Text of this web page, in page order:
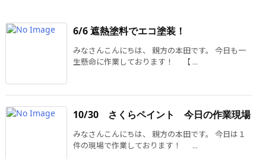
6/6 遮熱塗料でエコ塗装！
みなさんこんにちは、 親方の本田です。 今日も一
生懸命に作業しております！ 【 ...
10/30 さくらペイント 今日の作業現場
みなさんこんにちは、 親方の本田です。 今日は１
件の現場で作業しております！ ...